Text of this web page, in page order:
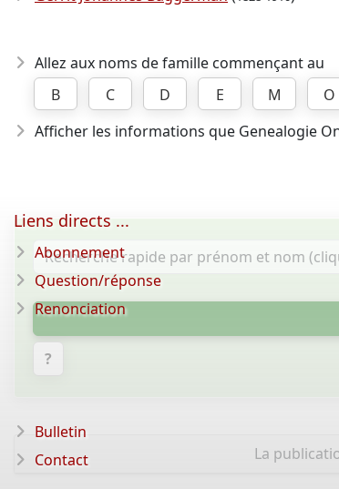
Allez aux noms de famille commençant au
B
C D E M O
Afficher les informations que Genealogie
?
La
Liens directs ...
Abonnement
Question/réponse
Renonciation
Bulletin
Contact